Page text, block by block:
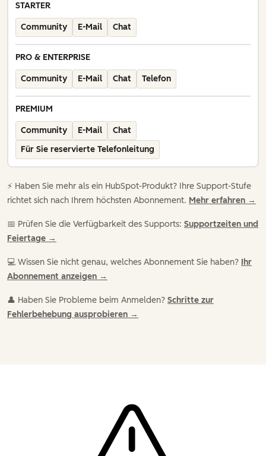
STARTER
Community E-Mail Chat
PRO & ENTERPRISE
Community E-Mail Chat Telefon
PREMIUM
Community E-Mail
Chat
Für Sie reservierte Telefonleitung
⚡️ Haben Sie mehr als ein HubSpot-Produkt? Ihre Support-Stufe
richtet sich nach Ihrem höchsten Abonnement. Mehr erfahren →
📅 Prüfen Sie die Verfügbarkeit des Supports: Supportzeiten und
Feiertage →
💻 Wissen Sie nicht genau, welches Abonnement Sie haben? Ihr
Abonnement anzeigen →
👤 Haben Sie Probleme beim Anmelden? Schritte zur
Fehlerbehebung ausprobieren →